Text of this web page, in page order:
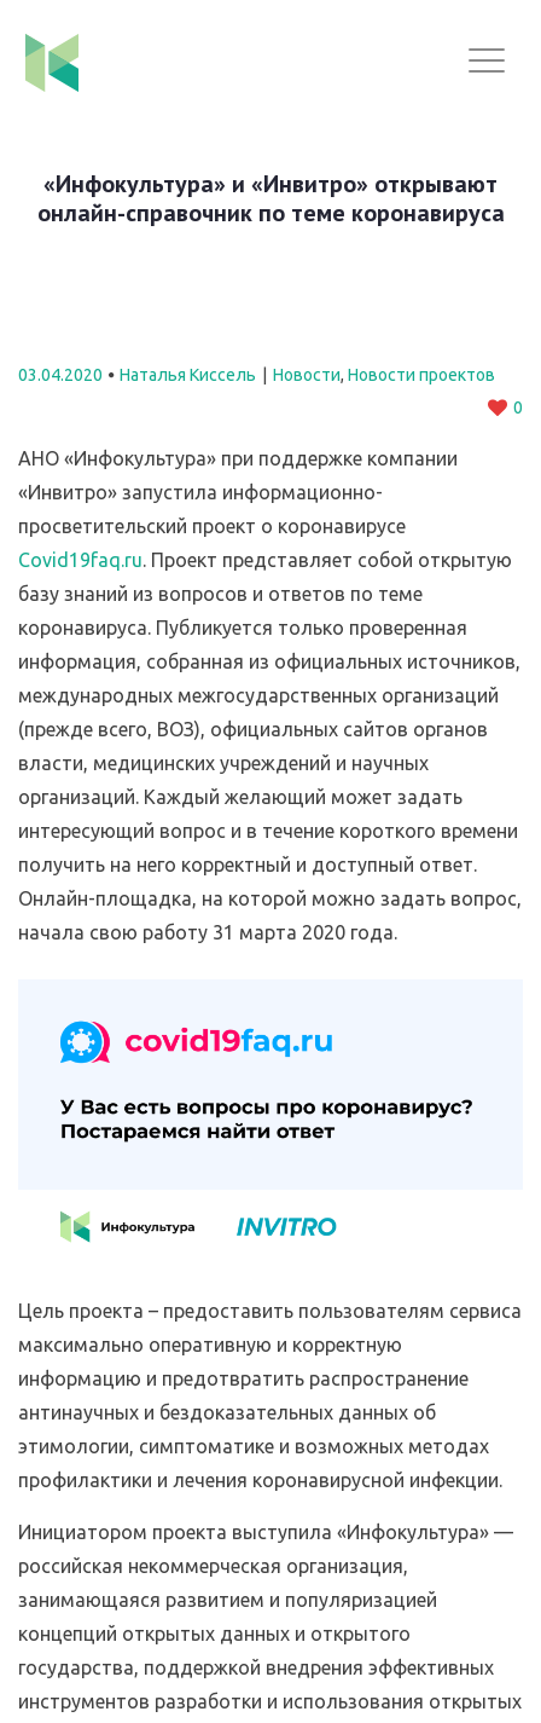
«Инфокультура» и «Инвитро» открывают
онлайн-справочник по теме коронавируса
03.04.2020 Наталья Киссель Новости, Новости проектов
0
АНО «Инфокультура» при поддержке компании
«Инвитро» запустила информационно-
просветительский проект о коронавирусе
Covid19faq.ru. Проект представляет собой открытую
базу знаний из вопросов и ответов по теме
коронавируса. Публикуется только проверенная
информация, собранная из официальных источников,
международных межгосударственных организаций
(прежде всего, ВОЗ), официальных сайтов органов
власти, медицинских учреждений и научных
организаций. Каждый желающий может задать
интересующий вопрос и в течение короткого времени
получить на него корректный и доступный ответ.
Онлайн-площадка, на которой можно задать вопрос,
начала свою работу 31 марта 2020 года.
Цель проекта – предоставить пользователям сервиса
максимально оперативную и корректную
информацию и предотвратить распространение
антинаучных и бездоказательных данных об
этимологии, симптоматике и возможных методах
профилактики и лечения коронавирусной инфекции.
Инициатором проекта выступила «Инфокультура» —
российская некоммерческая организация,
занимающаяся развитием и популяризацией
концепций открытых данных и открытого
государства, поддержкой внедрения эффективных
инструментов разработки и использования открытых